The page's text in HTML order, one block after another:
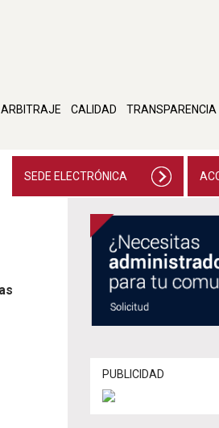
ARBITRAJE CALIDAD TRANSPARENCIA
SEDE ELECTRÓNICA
PUBLICIDAD